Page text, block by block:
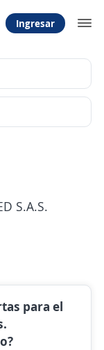
Ingresar
S.A.S.
para el